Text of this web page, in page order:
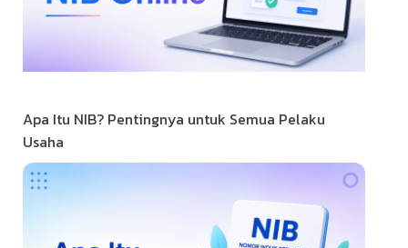
Apa Itu NIB? Pentingnya untuk Semua Pelaku
Usaha